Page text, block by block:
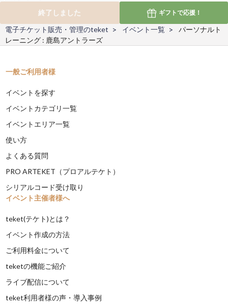
終了しました
ギフトで応援！
電子チケット販売・管理のteket イベント一覧
パーソナルト
レーニング : 鹿島アントラーズ
一般ご利用者様
イベントを探す
イベントカテゴリ一覧
イベントエリア一覧
使い方
よくある質問
PRO ARTEKET（プロアルテケト）
シリアルコード受け取り
イベント主催者様へ
teket(テケト)とは？
イベント作成の方法
ご利用料金について
teketの機能ご紹介
ライブ配信について
teket利用者様の声・導入事例